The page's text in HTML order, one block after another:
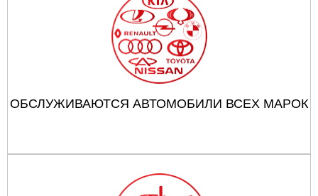
ОБСЛУЖИВАЮТСЯ АВТОМОБИЛИ ВСЕХ МАРОК